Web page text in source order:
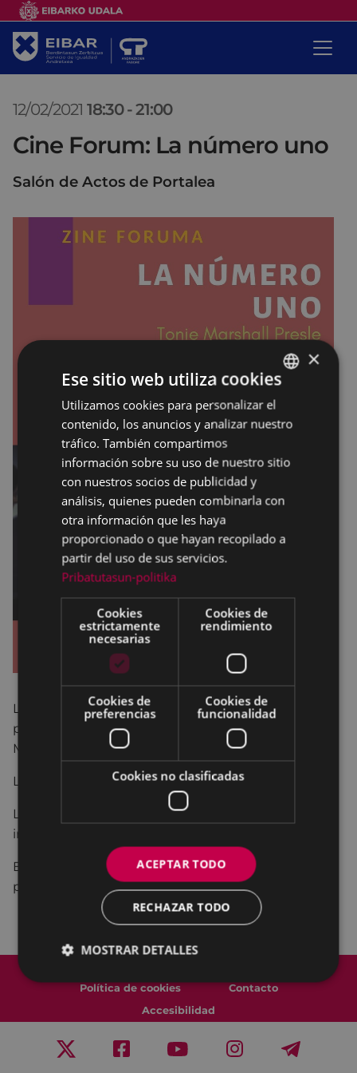
12/02/2021 18:30 -21:00
Cine Forum: La número uno
Salón de Actos de Portalea
La asociación de mujeres Pagatxa nos invita a ver la
película francesaLa número uno
, dirigida por Tonie
Marshall, en el Cine Forum de febrero.
La dinamizadora seráIzaskun Rodríguez Elkoro.
La actividad es abierta y gratuita. No es necesaria
inscripción previa.
El aforo máximo será de 28 personas
prioridad a las que se queden al posterior coloquio.
Política de cookies
Contacto
Accesibilidad
BASQUE
SPANISH
×
Ese sitio web utiliza cookies
Utilizamos cookies para personalizar el
contenido, los anuncios y analizar nuestro
tráfico. También compartimos
información sobre su uso de nuestro sitio
con nuestros socios de publicidad y
análisis, quienes pueden combinarla con
otra información que les haya
proporcionado o que hayan recopilado a
partir del uso de sus servicios.
Pribatutasun-politika
Cookies
estrictamente
necesarias
Cookies de
rendimiento
Cookies de
preferencias
Cookies de
funcionalidad
Cookies no clasificadas
ACEPTAR TODO
RECHAZAR TODO
MOSTRAR DETALLES